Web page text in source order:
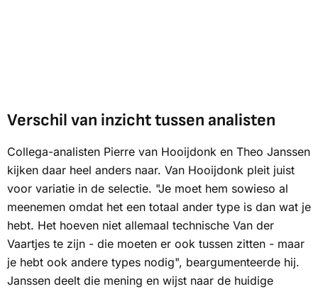
Verschil van inzicht tussen analisten
Collega-analisten Pierre van Hooijdonk en Theo Janssen
kijken daar heel anders naar. Van Hooijdonk pleit juist
voor variatie in de selectie. "Je moet hem sowieso al
meenemen omdat het een totaal ander type is dan wat je
hebt. Het hoeven niet allemaal technische Van der
Vaartjes te zijn - die moeten er ook tussen zitten - maar
je hebt ook andere types nodig", beargumenteerde hij.
Janssen deelt die mening en wijst naar de huidige